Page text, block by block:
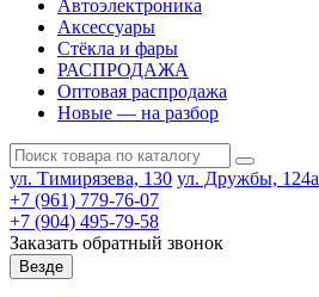
Автоэлектроника
Аксессуары
Стёкла и фары
РАСПРОДАЖА
Оптовая распродажа
Новые — на разбор
ул. Тимирязева, 130 ул. Дружбы, 124а
+7 (961) 779-76-07
+7 (904) 495-79-58
Заказать обратный звонок
Везде